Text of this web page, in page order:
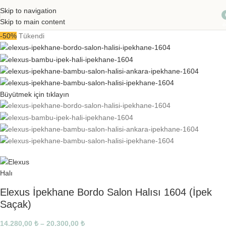
Skip to navigation
Skip to main content
-50% Tükendi
Büyütmek için tıklayın
Elexus İpekhane Bordo Salon Halısı 1604 (İpek
Saçak)
14.280,00 ₺ – 20.300,00 ₺